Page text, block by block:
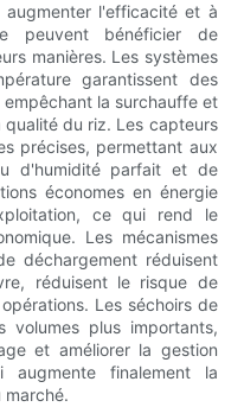
l'efficacité et à
peuvent bénéficier de
manières. Les systèmes
garantissent des
la surchauffe et
qualité du riz. Les capteurs
précises, permettant aux
d'humidité parfait et de
économes en énergie
ce qui rend le
Les mécanismes
déchargement réduisent
réduisent le risque de
Les séchoirs de
volumes plus importants,
et améliorer la gestion
finalement la